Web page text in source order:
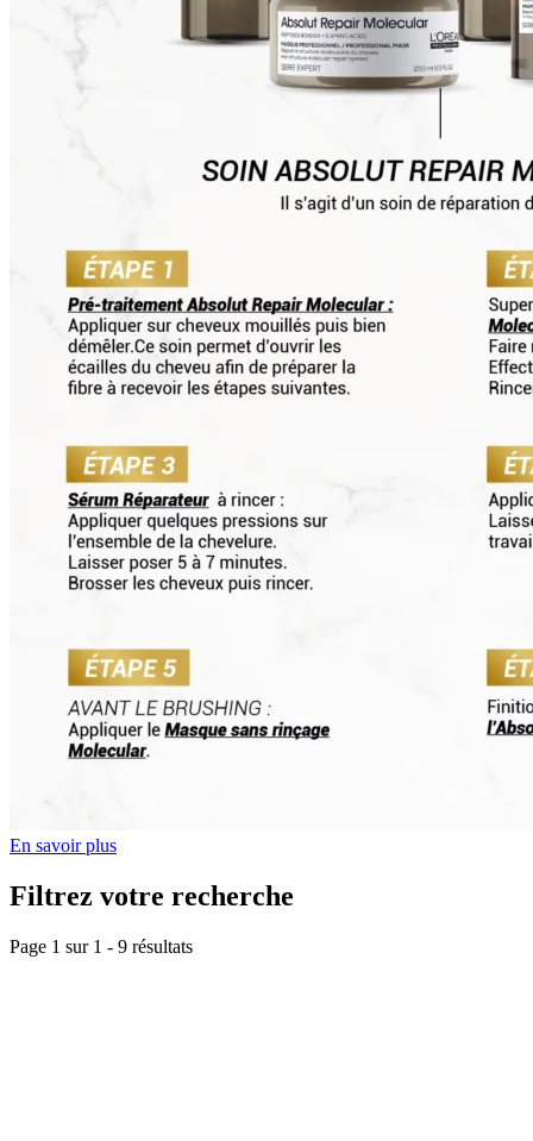
En savoir plus
Filtrez votre recherche
Page 1 sur 1 - 9 résultats